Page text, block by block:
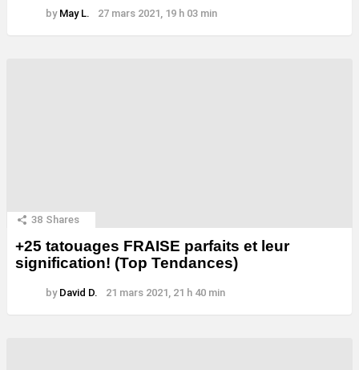
by May L. 27 mars 2021, 19 h 03 min
38 Shares
+25 tatouages ​​FRAISE parfaits et leur
signification! (Top Tendances)
by David D. 21 mars 2021, 21 h 40 min